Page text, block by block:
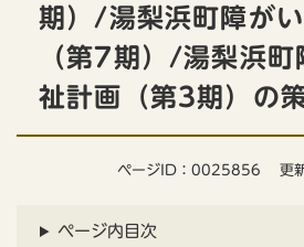
期）/湯梨浜町障が
（第7期）/湯梨浜町
祉計画（第3期）の
ページID：0025856 更
ページ内目次